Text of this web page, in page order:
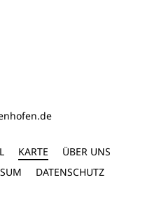
KARTE
ÜBER UNS
DATENSCHUTZ